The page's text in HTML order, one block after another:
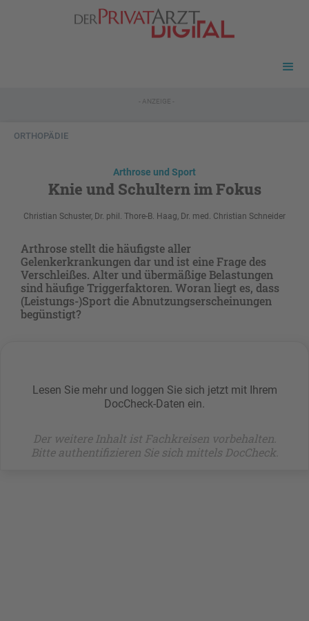
- ANZEIGE -
ORTHOPÄDIE
Arthrose und Sport
Knie und Schultern im Fokus
Christian Schuster, Dr. phil. Thore-B. Haag, Dr. med. Christian Schneider
Arthrose stellt die häufigste aller
Gelenkerkrankungen dar und ist eine Frage des
Verschleißes. Alter und übermäßige Belastungen
sind häufige Triggerfaktoren. Woran liegt es, dass
(Leistungs-)Sport die Abnutzungserscheinungen
begünstigt?
Lesen Sie mehr und loggen Sie sich jetzt mit Ihrem
DocCheck-Daten ein.
Der weitere Inhalt ist Fachkreisen vorbehalten.
Bitte authentifizieren Sie sich mittels DocCheck.